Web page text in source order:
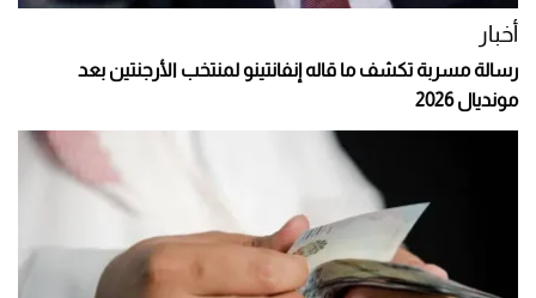
أخبار
رسالة مسربة تكشف ما قاله إنفانتينو لمنتخب الأرجنتين بعد
مونديال 2026